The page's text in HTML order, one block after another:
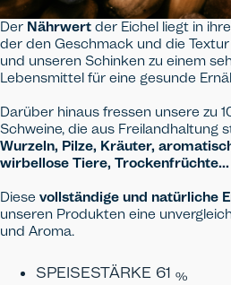
Der Nährwert der Eichel liegt in
der den Geschmack und die
und unseren Schinken zu einem
Lebensmittel für eine gesunde
Darüber hinaus fressen unsere zu
Schweine, die aus Freilandhaltung
Wurzeln, Pilze, Kräuter,
wirbellose Tiere, Trockenfrüchte...
Diese vollständige und natürliche
unseren Produkten eine
und Aroma.
SPEISESTÄRKE 61 %